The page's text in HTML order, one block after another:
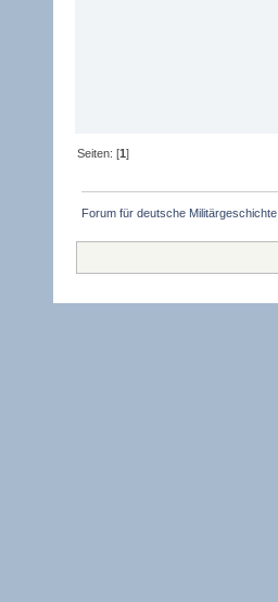
Seiten: [1]
Forum für deutsche Militärgeschichte